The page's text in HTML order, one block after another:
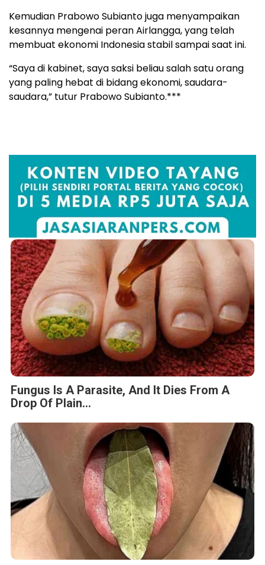
Kemudian Prabowo Subianto juga menyampaikan
kesannya mengenai peran Airlangga, yang telah
membuat ekonomi Indonesia stabil sampai saat ini.
“Saya di kabinet, saya saksi beliau salah satu orang
yang paling hebat di bidang ekonomi, saudara-
saudara,” tutur Prabowo Subianto.***
Fungus Is A Parasite, And It Dies From A
Drop Of Plain...